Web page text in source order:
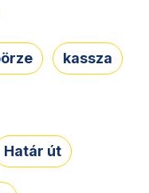
kassza
Határ út